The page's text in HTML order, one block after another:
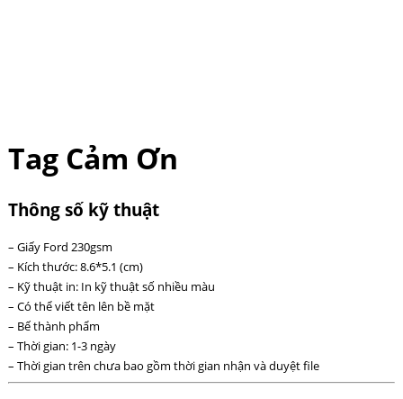
Tag Cảm Ơn
Thông số kỹ thuật
– Giấy Ford 230gsm
– Kích thước: 8.6*5.1 (cm)
– Kỹ thuật in: In kỹ thuật số nhiều màu
– Có thể viết tên lên bề mặt
– Bế thành phẩm
– Thời gian: 1-3 ngày
– Thời gian trên chưa bao gồm thời gian nhận và duyệt file